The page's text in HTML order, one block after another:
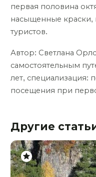
первая половина
насыщенные краски,
туристов.
Автор: Светлана
самостоятельным
лет, специализация:
посещения при
Другие